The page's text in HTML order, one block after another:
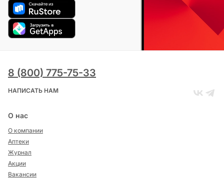
8 (800) 775-75-33
НАПИСАТЬ НАМ
О нас
О компании
Аптеки
Журнал
Акции
Вакансии